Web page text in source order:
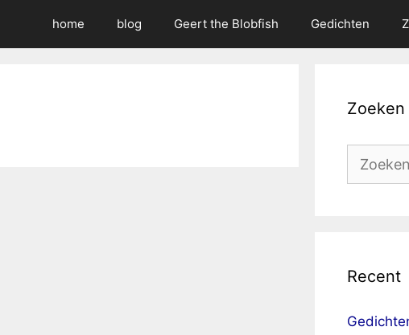
home blog Geert the Blobfish Gedichten
Zoeken
naar:
Recent